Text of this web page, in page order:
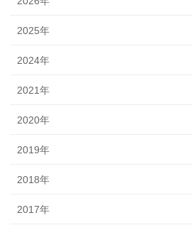
2025年
2024年
2021年
2020年
2019年
2018年
2017年